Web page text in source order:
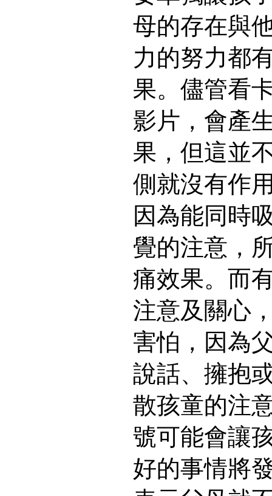
母的存在與
力的努力都
果。儘管看
影片，會產
果，但這並
側就沒有作
因為能同時
覺的注意，
痛效果。而
注意及關心
害怕，因為
說話、擁抱
散孩童的注
號可能會讓
好的事情將